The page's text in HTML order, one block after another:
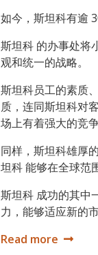
如今，斯坦科有逾
斯坦科 的办事处将
观和统一的战略。
斯坦科员工的素质
质，连同斯坦科对
场上有着强大的竞争
同样，斯坦科雄厚
坦科 能够在全球范
斯坦科 成功的其中
力，能够适应新的
斯坦科 如今的市场地
Read more